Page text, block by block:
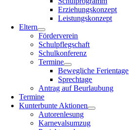
Erziehungskonzept
Leistungskonzept
Eltern
Förderverein
Schulpflegschaft
Schulkonferenz
Termine
Bewegliche Ferientage
Sprechtage
Antrag auf Beurlaubung
Termine
Kunterbunte Aktionen
Autorenlesung
Karnevalsumzug